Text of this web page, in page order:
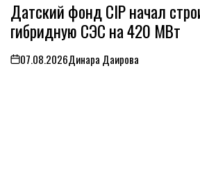
Датский фонд CIP начал
гибридную СЭС на 420 МВт
on07.08.2026Динара Даирова